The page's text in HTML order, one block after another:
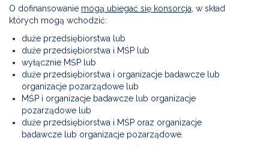
O dofinansowanie mogą ubiegać się konsorcja, w skład
których mogą wchodzić:
duże przedsiębiorstwa lub
duże przedsiębiorstwa i MŚP lub
wyłącznie MŚP lub
duże przedsiębiorstwa i organizacje badawcze lub
organizacje pozarządowe lub
MŚP i organizacje badawcze lub organizacje
pozarządowe lub
duże przedsiębiorstwa i MŚP oraz organizacje
badawcze lub organizacje pozarządowe.